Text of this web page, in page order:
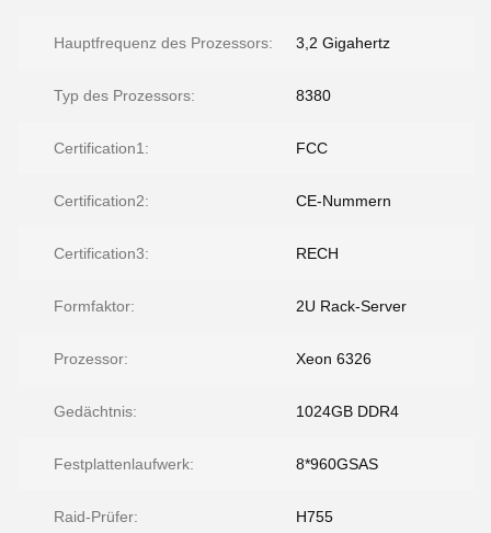
Hauptfrequenz des Prozessors: 3,2 Gigahertz
Typ des Prozessors: 8380
Certification1: FCC
Certification2: CE-Nummern
Certification3: RECH
Formfaktor: 2U Rack-Server
Prozessor: Xeon 6326
Gedächtnis: 1024GB DDR4
Festplattenlaufwerk: 8*960GSAS
Raid-Prüfer: H755